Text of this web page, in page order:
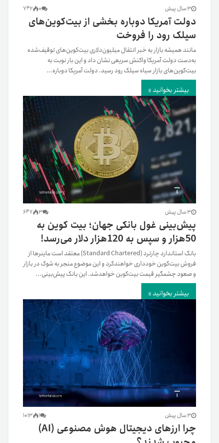
3 سال پیش 0
742
دولت آمریکا دوباره بخشی از بیت‌کوین‌های
سیلک رود را فروخت
مانند همیشه بازار به خبر انتقال میلیون‌دلاری بیت‌کوین‌های توقیف‌شده
به‌دست دولت آمریکا واکنش سریعی نشان داد و این بار نوبت به
بیت‌کوین‌های بازار سیاه سیلک رود رسید. دولت آمریکا دوباره...
بیشتر بخوانید »
3 سال پیش 3
647
پیش‌بینی غول بانکی جهان؛ بیت کوین به
50‌هزار و سپس به 120‌هزار دلار می‌رسد!
بانک استاندارد چارترد (Standard Chartered) معتقد است ماینرها از
فروش بیت‌کوین خودداری خواهندکرد و این موضوع منجر به شوک در بازار
و صعود چشمگیر قیمت بیت‌کوین خواهد‌شد. این بانک پیش‌بینی...
بیشتر بخوانید »
3 سال پیش 1
1013
چرا ارزهای دیجیتال هوش مصنوعی (AI)